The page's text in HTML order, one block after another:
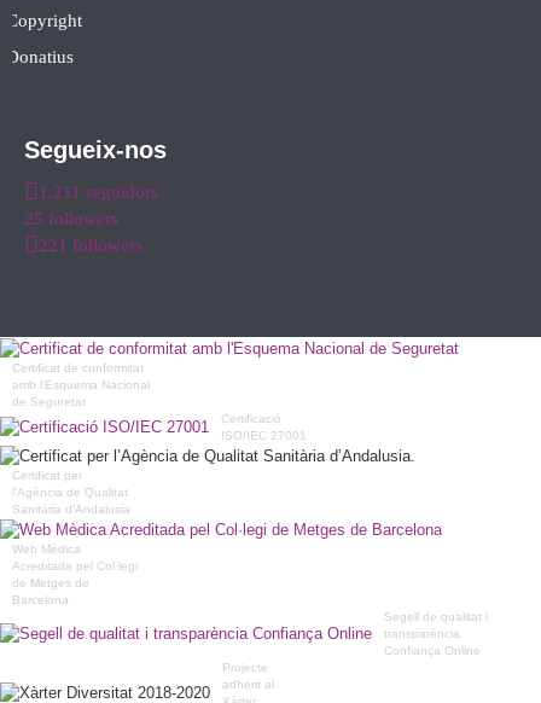
Copyright
Donatius
Segueix-nos
1.211 seguidors
25 followers
221 followers
Certificat de conformitat
amb l'Esquema Nacional
de Seguretat
Certificació
ISO/IEC 27001
Certificat per
l’Agència de Qualitat
Sanitària d’Andalusia
Web Mèdica
Acreditada pel Col·legi
de Metges de
Barcelona
Segell de qualitat i
transparència
Confiança Online
Projecte
adherit al